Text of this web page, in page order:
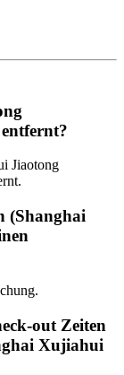
Jiaotong
(Shanghai
out Zeiten
Xujiahui